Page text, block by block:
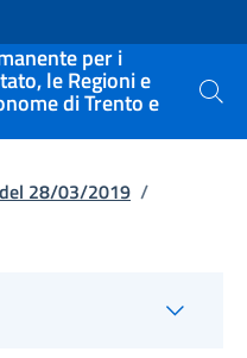
per i
le Regioni e
di Trento e Cerca
28/03/2019 /